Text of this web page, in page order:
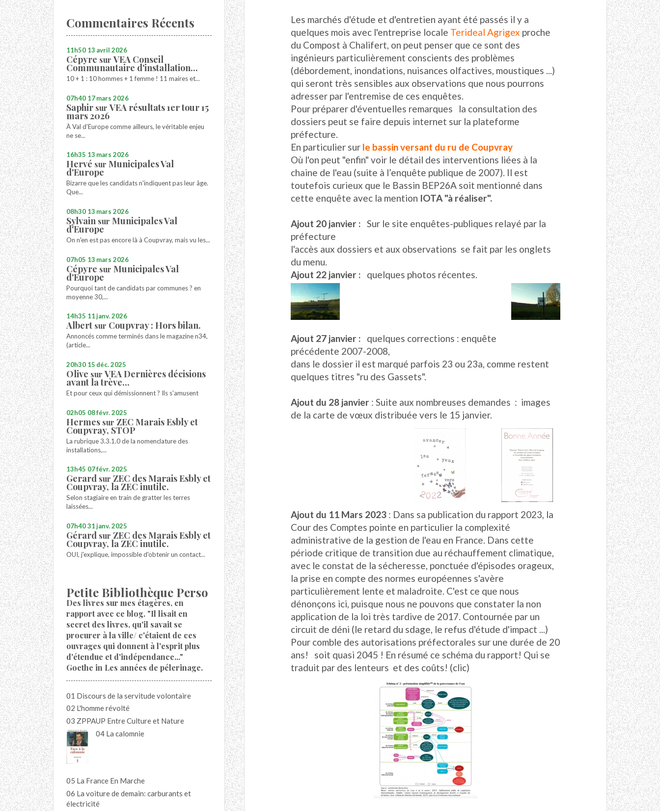
Commentaires Récents
11h50 13 avril 2026
Cépyre sur VEA Conseil
Communautaire d'installation...
10 + 1 : 10 hommes + 1 femme ! 11 maires et...
07h40 17mars 2026
Saphir sur VEA résultats 1er tour 15
mars 2026
À Val d’Europe comme ailleurs, le véritable enjeu
ne se...
16h35 13 mars 2026
Hervé sur Municipales Val
d'Europe
Bizarre que les candidats n'indiquent pas leur âge.
Que...
08h30 13 mars 2026
Sylvain sur Municipales Val
d'Europe
On n'en est pas encore là à Coupvray, mais vu les...
07h05 13 mars 2026
Cépyre sur Municipales Val
d'Europe
Pourquoi tant de candidats par communes ? en
moyenne 30,...
14h35 11janv. 2026
Albert sur Coupvray : Hors bilan.
Annoncés comme terminés dans le magazine n34,
(article...
20h30 15 déc. 2025
Olive sur VEA Dernières décisions
avant la trève...
Et pour ceux qui démissionnent ? Ils s'amusent
02h05 08févr. 2025
Hermes sur ZEC Marais Esbly et
Coupvray, STOP
La rubrique 3.3.1.0 de la nomenclature des
installations,...
13h45 07févr. 2025
Gerard sur ZEC des Marais Esbly et
Coupvray, la ZEC inutile.
Selon stagiaire en train de gratter les terres
laissées...
07h4031janv. 2025
Gérard sur ZEC des Marais Esbly et
Coupvray, la ZEC inutile.
OUI, j'explique, impossible d'obtenir un contact...
Petite Bibliothèque Perso
Des livres sur mes étagères, en
rapport avec ce blog. "Il lisait en
secret des livres, qu'il savait se
procurer à la ville/ c'étaient de ces
ouvrages qui donnent à l'esprit plus
d'étendue et d'indépendance..."
Goethe in Les années de pélerinage.
01 Discours de la servitude volontaire
02 L'homme révolté
03 ZPPAUP Entre Culture et Nature
04 La calomnie
05 La France En Marche
06 La voiture de demain: carburants et
électricité
Les marchés d'étude et d'entretien ayant été passés il y a
quelques mois avec l'entreprise locale Terideal Agrigex proche
du Compost à Chalifert, on peut penser que ce sont des
ingénieurs particulièrement conscients des problèmes
(débordement, inondations, nuisances olfactives, moustiques ...)
qui seront très sensibles aux observations que nous pourrons
adresser par l'entremise de ces enquêtes.
Pour préparer d'éventuelles remarques la consultation des
dossiers peut se faire depuis internet sur la plateforme
préfecture.
En particulier sur le bassin versant du ru de Coupvray
Où l'on peut "enfin" voir le détail des interventions liées à la
chaine de l'eau (suite à l’enquête publique de 2007). Il est
toutefois curieux que le Bassin BEP26A soit mentionné dans
cette enquête avec la mention IOTA "à réaliser".
Ajout 20 janvier : Sur le site enquêtes-publiques relayé par la
préfecture
l'accès aux dossiers et aux observations se fait par les onglets
du menu.
Ajout 22 janvier : quelques photos récentes.
Ajout 27 janvier : quelques corrections : enquête
précédente 2007-2008,
dans le dossier il est marqué parfois 23 ou 23a, comme restent
quelques titres "ru des Gassets".
Ajout du 28 janvier : Suite aux nombreuses demandes : images
de la carte de vœux distribuée vers le 15 janvier.
Ajout du 11 Mars 2023 : Dans sa publication du rapport 2023, la
Cour des Comptes pointe en particulier la complexité
administrative de la gestion de l'eau en France. Dans cette
période critique de transition due au réchauffement climatique,
avec le constat de la sécheresse, ponctuée d'épisodes orageux,
la prise en compte des normes européennes s'avère
particulièrement lente et maladroite. C'est ce que nous
dénonçons ici, puisque nous ne pouvons que constater la non
application de la loi très tardive de 2017. Contournée par un
circuit de déni (le retard du sdage, le refus d'étude d'impact ...)
Pour comble des autorisations préfectorales sur une durée de 20
ans! soit quasi 2045 ! En résumé ce schéma du rapport! Qui se
traduit par des lenteurs et des coûts! (clic)